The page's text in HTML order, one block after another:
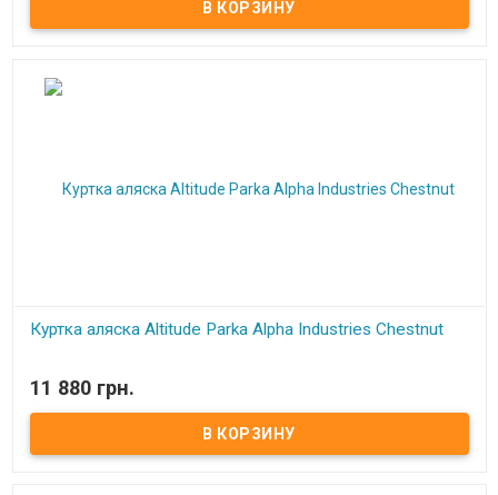
Куртка аляска Altitude Parka Alpha Industries Chestnut
11 880 грн.